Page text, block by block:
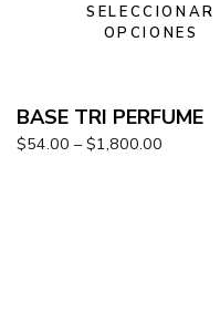
SELECCIONAR
OPCIONES
BASE TRI PERFUME
$54.00 – $1,800.00